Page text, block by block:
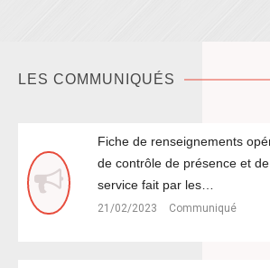
LES COMMUNIQUÉS
fiche de renseignements opération
de contrôle de présence et de
service fait par les…
21/02/2023 Communiqué